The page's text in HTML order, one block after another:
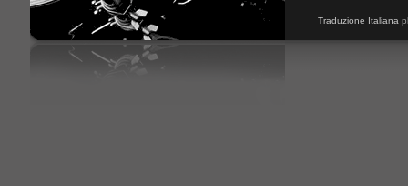
Traduzione Italiana